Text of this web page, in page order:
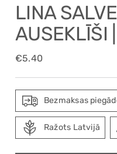
LINA
AUSEKLĪŠI
Regular
€5.40
Bezmaksas
Ražots Latvijā